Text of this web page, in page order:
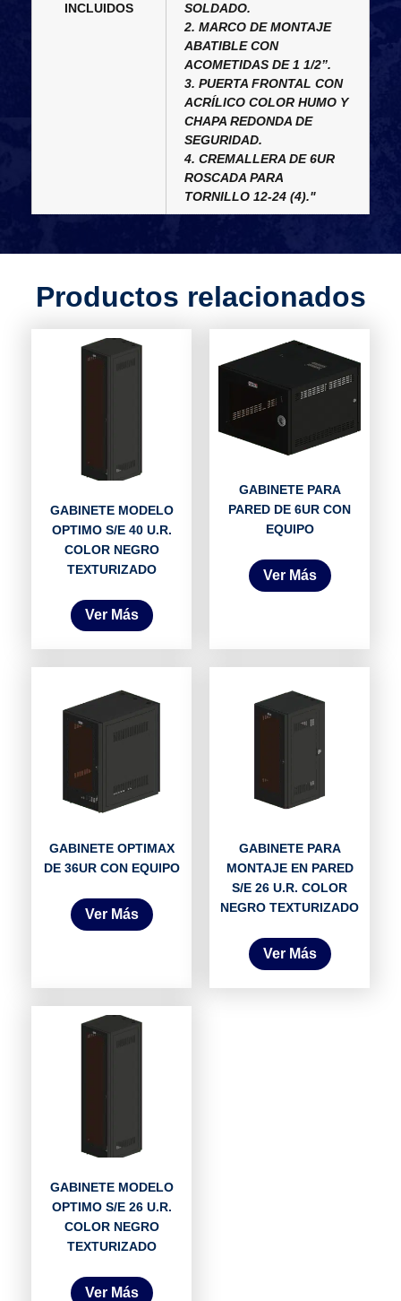
INCLUIDOS
SOLDADO.
2. MARCO DE MONTAJE
ABATIBLE CON
ACOMETIDAS DE 1 1/2”.
3. PUERTA FRONTAL CON
ACRÍLICO COLOR HUMO Y
CHAPA REDONDA DE
SEGURIDAD.
4. CREMALLERA DE 6UR
ROSCADA PARA
TORNILLO 12-24 (4)."
Productos relacionados
GABINETE MODELO
OPTIMO S/E 40 U.R.
COLOR NEGRO
TEXTURIZADO
Ver Más
GABINETE PARA
PARED DE 6UR CON
EQUIPO
Ver Más
GABINETE OPTIMAX
DE 36UR CON EQUIPO
Ver Más
GABINETE PARA
MONTAJE EN PARED
S/E 26 U.R. COLOR
NEGRO TEXTURIZADO
Ver Más
GABINETE MODELO
OPTIMO S/E 26 U.R.
COLOR NEGRO
TEXTURIZADO
Ver Más